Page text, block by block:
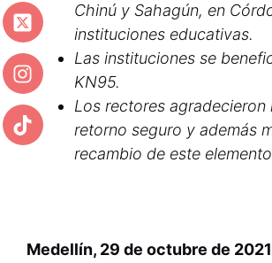
Chinú y Sahagún, en
instituciones educativas.
Las instituciones se
KN95.
Los rectores
retorno seguro y además
recambio de este
Medellín, 29 de octubre de